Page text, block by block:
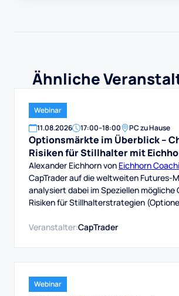
Ähnliche
Webinar
11.08.2026 17:00–18:00 PC zu Hause
Optionsmärkte im Überblick –
Risiken für Stillhalter mit
Alexander Eichhorn von Eichhorn
CapTrader auf die weltweiten Futures-
analysiert dabei im Speziellen mögliche
Risiken für Stillhalterstrategien (Optionen).
Optionshändler über die Schulter, wie er
Erfolg beim Trading bei CapTrader!
Veranstalter:CapTrader
Webinar